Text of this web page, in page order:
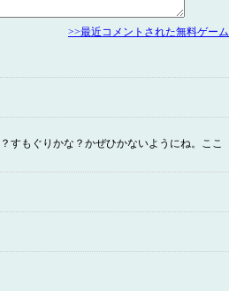
>>最近コメントされた無料ゲーム
すもぐりかな？かぜひかないようにね。ここ